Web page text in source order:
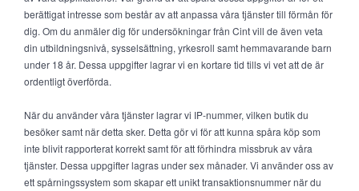
berättigat intresse som består av att anpassa våra tjänster till förmån för
dig. Om du anmäler dig för undersökningar från Cint vill de även veta
din utbildningsnivå, sysselsättning, yrkesroll samt hemmavarande barn
under 18 år. Dessa uppgifter lagrar vi en kortare tid tills vi vet att de är
ordentligt överförda.
När du använder våra tjänster lagrar vi IP-nummer, vilken butik du
besöker samt när detta sker. Detta gör vi för att kunna spåra köp som
inte blivit rapporterat korrekt samt för att förhindra missbruk av våra
tjänster. Dessa uppgifter lagras under sex månader. Vi använder oss av
ett spårningssystem som skapar ett unikt transaktionsnummer när du